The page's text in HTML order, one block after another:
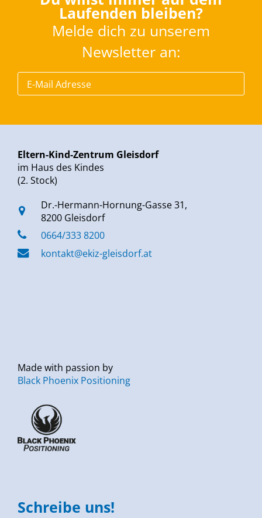
Laufenden bleiben?
Melde dich zu unserem
Newsletter an:
Eltern-Kind-Zentrum Gleisdorf
im Haus des Kindes
(2. Stock)
Dr.-Hermann-Hornung-Gasse 31,
8200 Gleisdorf
0664/333 8200
kontakt@ekiz-gleisdorf.at
Made with passion by
Black Phoenix Positioning
Schreibe uns!